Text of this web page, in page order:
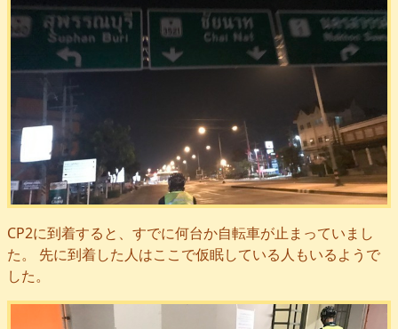
CP2に到着すると、すでに何台か自転車が止まっていまし
た。 先に到着した人はここで仮眠している人もいるようで
した。